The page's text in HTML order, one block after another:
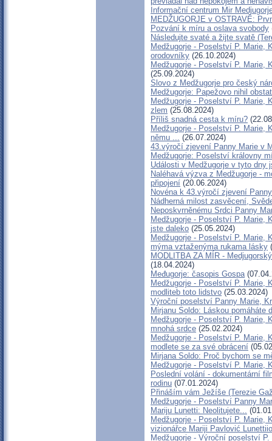
Informační centrum Mir
MEDŽUGORJE v OSTRAVĚ:
Pozvání k míru a oslava svobody
Následujte svaté a žijte svatě
Medžugorje - Poselství P. Marie,
orodovníky (26.10.2024)
Medžugorje - Poselství P. Marie,
(25.09.2024)
Slovo z Medžugorje pro český
Medžugorje: Papežovo nihil obstat
Medžugorje - Poselství P. Marie,
zlem (25.08.2024)
Příliš snadná cesta k míru?
Medžugorje - Poselství P. Marie,
němu ... (26.07.2024)
43.výročí zjevení Panny Marie v
Medžugorje: Poselství královny
Události v Medžugorje v tyto dny
Naléhavá výzva z Medžugorje -
připojení (20.06.2024)
Novéna k 43.výročí zjevení
Nádherná milost zasvěcení,
Neposkvrněnému Srdci Panny
Medžugorje - Poselství P. Marie,
jste daleko (25.05.2024)
Medžugorje - Poselství P. Marie,
mýma vztaženýma rukama lásky
MODLITBA ZA MÍR -
(18.04.2024)
Međugorje: časopis Gospa
Medžugorje - Poselství P. Marie,
modliteb toto lidstvo (25.03.2024)
Výroční poselství Panny Marie,
Mirjanu Soldo: Láskou pomáháte
Medžugorje - Poselství P. Marie,
mnohá srdce (25.02.2024)
Medžugorje - Poselství P. Marie,
modlete se za své obrácení
Mirjana Soldo: Proč bychom se
Medžugorje - Poselství P. Marie,
Poslední volání - dokumentární
rodinu (07.01.2024)
Přináším vám Ježíše (Terezie
Medžugorje - Poselství Panny
Mariju Lunetti: Neolitujete...
Medžugorje - Poselství P. Marie,
vizionářce Mariji Pavlović
Medžugorje - Výroční poselství